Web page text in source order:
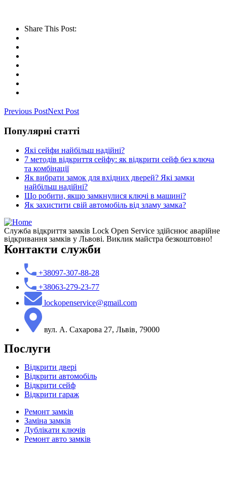
Share This Post:
Previous PostNext Post
Популярні статті
Які сейфи найбільш надійні?
7 методів відкриття сейфу: як відкрити сейф без ключа
та комбінації
Як вибрати замок для вхідних дверей? Які замки
найбільш надійні?
Що робити, якщо замкнулися ключі в машині?
Як захистити свій автомобіль від зламу замка?
Служба відкриття замків Lock Open Service здійснює аварійне
відкривання замків у Львові. Виклик майстра безкоштовно!
Контакти служби
+38097-307-88-28
+38063-279-23-77
lockopenservice@gmail.com
вул. А. Сахарова 27, Львів, 79000
Послуги
Відкрити двері
Відкрити автомобіль
Відкрити сейф
Відкрити гараж
Ремонт замків
Заміна замків
Дублікати ключів
Ремонт авто замків